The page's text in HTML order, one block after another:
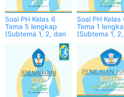
Soal PH Kelas 6
Tema 5 lengkap
(Subtema 1, 2, dan
3)
Soal PH Kelas
Tema 1
(Subtema 1,
3)